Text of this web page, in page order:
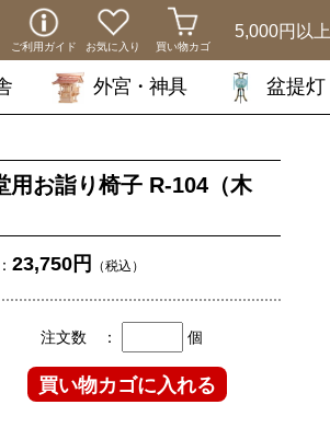
5,000円以上
ご利用ガイド お気に入り 買い物カゴ
外宮・神具 盆提灯
用お詣り椅子 R-104（木
23,750円 （税込）
注文数 ： 個